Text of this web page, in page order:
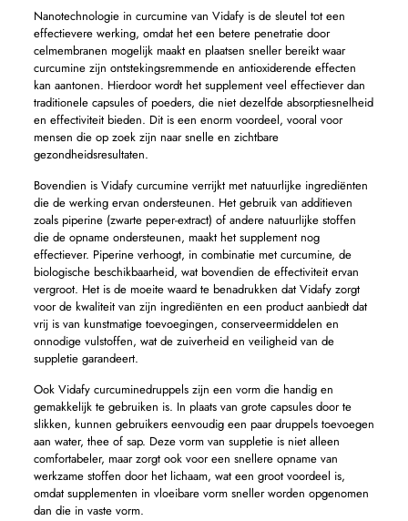
Nanotechnologie in curcumine van Vidafy is de sleutel tot een
effectievere werking, omdat het een betere penetratie door
celmembranen mogelijk maakt en plaatsen sneller bereikt waar
curcumine zijn ontstekingsremmende en antioxiderende effecten
kan aantonen. Hierdoor wordt het supplement veel effectiever dan
traditionele capsules of poeders, die niet dezelfde absorptiesnelheid
en effectiviteit bieden. Dit is een enorm voordeel, vooral voor
mensen die op zoek zijn naar snelle en zichtbare
gezondheidsresultaten.
Bovendien is Vidafy curcumine verrijkt met natuurlijke ingrediënten
die de werking ervan ondersteunen. Het gebruik van additieven
zoals piperine (zwarte peper-extract) of andere natuurlijke stoffen
die de opname ondersteunen, maakt het supplement nog
effectiever. Piperine verhoogt, in combinatie met curcumine, de
biologische beschikbaarheid, wat bovendien de effectiviteit ervan
vergroot. Het is de moeite waard te benadrukken dat Vidafy zorgt
voor de kwaliteit van zijn ingrediënten en een product aanbiedt dat
vrij is van kunstmatige toevoegingen, conserveermiddelen en
onnodige vulstoffen, wat de zuiverheid en veiligheid van de
suppletie garandeert.
Ook Vidafy curcuminedruppels zijn een vorm die handig en
gemakkelijk te gebruiken is. In plaats van grote capsules door te
slikken, kunnen gebruikers eenvoudig een paar druppels toevoegen
aan water, thee of sap. Deze vorm van suppletie is niet alleen
comfortabeler, maar zorgt ook voor een snellere opname van
werkzame stoffen door het lichaam, wat een groot voordeel is,
omdat supplementen in vloeibare vorm sneller worden opgenomen
dan die in vaste vorm.